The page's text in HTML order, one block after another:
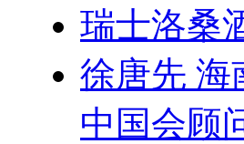
瑞士洛桑
徐唐先 海
中国会顾